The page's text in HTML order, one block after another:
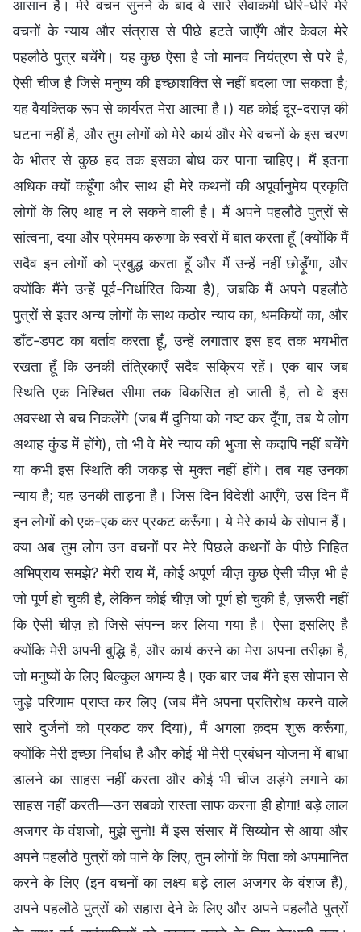
आसान है। मेरे वचन सुनने के बाद वे सारे सेवाकर्मी धीरे-धीरे मेरे
वचनों के न्याय और संत्रास से पीछे हटते जाएँगे और केवल मेरे
पहलौठे पुत्र बचेंगे। यह कुछ ऐसा है जो मानव नियंत्रण से परे है,
ऐसी चीज है जिसे मनुष्य की इच्छाशक्ति से नहीं बदला जा सकता है;
यह वैयक्तिक रूप से कार्यरत मेरा आत्मा है।) यह कोई दूर-दराज़ की
घटना नहीं है, और तुम लोगों को मेरे कार्य और मेरे वचनों के इस चरण
के भीतर से कुछ हद तक इसका बोध कर पाना चाहिए। मैं इतना
अधिक क्यों कहूँगा और साथ ही मेरे कथनों की अपूर्वानुमेय प्रकृति
लोगों के लिए थाह न ले सकने वाली है। मैं अपने पहलौठे पुत्रों से
सांत्वना, दया और प्रेममय करुणा के स्वरों में बात करता हूँ (क्योंकि मैं
सदैव इन लोगों को प्रबुद्ध करता हूँ और मैं उन्हें नहीं छोड़ूँगा, और
क्योंकि मैंने उन्हें पूर्व-निर्धारित किया है), जबकि मैं अपने पहलौठे
पुत्रों से इतर अन्य लोगों के साथ कठोर न्याय का, धमकियों का, और
डाँट-डपट का बर्ताव करता हूँ, उन्हें लगातार इस हद तक भयभीत
रखता हूँ कि उनकी तंत्रिकाएँ सदैव सक्रिय रहें। एक बार जब
स्थिति एक निश्चित सीमा तक विकसित हो जाती है, तो वे इस
अवस्था से बच निकलेंगे (जब मैं दुनिया को नष्ट कर दूँगा, तब ये लोग
अथाह कुंड में होंगे), तो भी वे मेरे न्याय की भुजा से कदापि नहीं बचेंगे
या कभी इस स्थिति की जकड़ से मुक्त नहीं होंगे। तब यह उनका
न्याय है; यह उनकी ताड़ना है। जिस दिन विदेशी आएँगे, उस दिन मैं
इन लोगों को एक-एक कर प्रकट करूँगा। ये मेरे कार्य के सोपान हैं।
क्या अब तुम लोग उन वचनों पर मेरे पिछले कथनों के पीछे निहित
अभिप्राय समझे? मेरी राय में, कोई अपूर्ण चीज़ कुछ ऐसी चीज़ भी है
जो पूर्ण हो चुकी है, लेकिन कोई चीज़ जो पूर्ण हो चुकी है, ज़रूरी नहीं
कि ऐसी चीज़ हो जिसे संपन्न कर लिया गया है। ऐसा इसलिए है
क्योंकि मेरी अपनी बुद्धि है, और कार्य करने का मेरा अपना तरीक़ा है,
जो मनुष्यों के लिए बिल्कुल अगम्य है। एक बार जब मैंने इस सोपान से
जुड़े परिणाम प्राप्त कर लिए (जब मैंने अपना प्रतिरोध करने वाले
सारे दुर्जनों को प्रकट कर दिया), मैं अगला क़दम शुरू करूँगा,
क्योंकि मेरी इच्छा निर्बाध है और कोई भी मेरी प्रबंधन योजना में बाधा
डालने का साहस नहीं करता और कोई भी चीज अड़ंगे लगाने का
साहस नहीं करती—उन सबको रास्ता साफ करना ही होगा! बड़े लाल
अजगर के वंशजो, मुझे सुनो! मैं इस संसार में सिय्योन से आया और
अपने पहलौठे पुत्रों को पाने के लिए, तुम लोगों के पिता को अपमानित
करने के लिए (इन वचनों का लक्ष्य बड़े लाल अजगर के वंशज हैं),
अपने पहलौठे पुत्रों को सहारा देने के लिए और अपने पहलौठे पुत्रों